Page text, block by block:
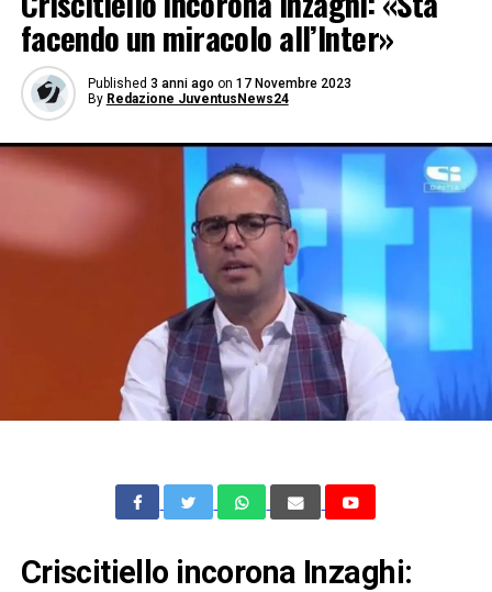
facendo un miracolo all’Inter»
Published 3 anni ago on 17 Novembre 2023
By Redazione JuventusNews24
Criscitiello incorona Inzaghi: